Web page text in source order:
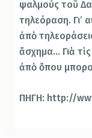
ψαλμούς τοῦ
τηλεόραση. Γι’
ἀπὸ
ἄσχημα… Γιὰ
ἀπὸ ὅπου
ΠΗΓΗ: http://